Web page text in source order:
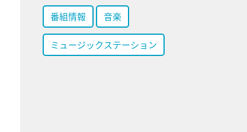
番組情報 音楽
ミュージックステーション